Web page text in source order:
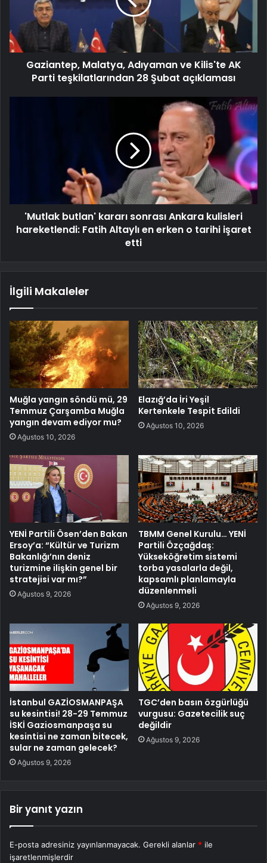
Gaziantep, Malatya, Adıyaman ve Kilis'te AK
Parti teşkilatlarından 28 Şubat açıklaması
'Mutlak butlan' kararı sonrası Ankara kulisleri
hareketlendi: Fatih Altaylı en erken o tarihi işaret
etti
İlgili Makaleler
Muğla yangın söndü mü, 29
Temmuz Çarşamba Muğla
yangın devam ediyor mu?
Ağustos 10, 2026
Elazığ’da İri Yeşil
Kertenkele Tespit Edildi
Ağustos 10, 2026
YENİ Partili Ösen’den Bakan
Ersoy’a: “Kültür ve Turizm
Bakanlığı’nın deniz
turizmine ilişkin genel bir
stratejisi var mı?”
Ağustos 9, 2026
TBMM Genel Kurulu… YENİ
Partili Özçağdaş:
Yükseköğretim sistemi
torba yasalarla değil,
kapsamlı planlamayla
düzenlenmeli
Ağustos 9, 2026
İstanbul GAZİOSMANPAŞA
su kesintisi! 28-29 Temmuz
İSKİ Gaziosmanpaşa su
kesintisi ne zaman bitecek,
sular ne zaman gelecek?
Ağustos 9, 2026
TGC’den basın özgürlüğü
vurgusu: Gazetecilik suç
değildir
Ağustos 9, 2026
Bir yanıt yazın
E-posta adresiniz yayınlanmayacak. Gerekli alanlar * ile
işaretlenmişlerdir